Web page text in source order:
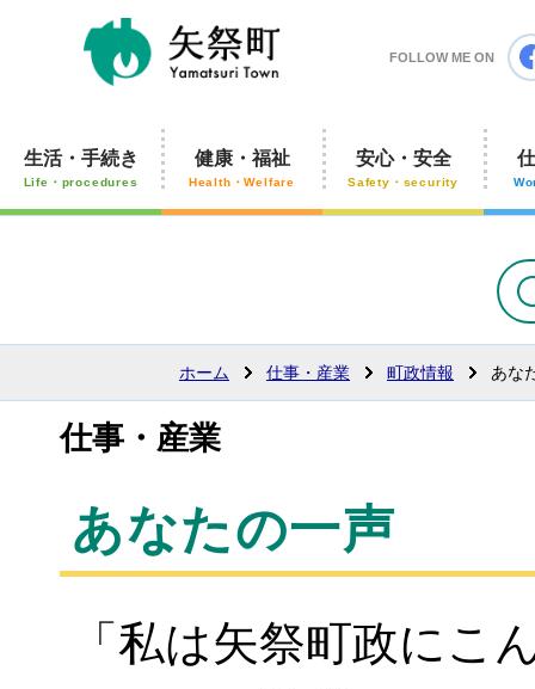
矢祭
FOLLOW ME ON
生活・手続き
Life・procedures
健康・福祉
Health・Welfare
安心・安全
Safety・security
ホーム 仕事・産業 町政情報 あな
仕事・産業
あなたの一声
「私は矢祭町政にこ